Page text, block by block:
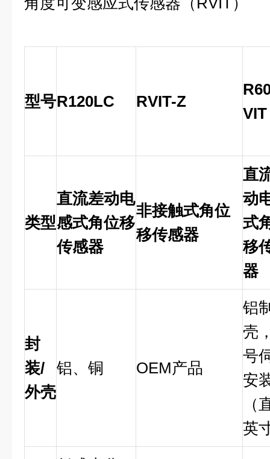
型号R120LC RVIT-Z
VIT
类型
直流差动电
感式角位移
传感器
非接触式角位
移传感器
直
动
式
移
器
封
装/
外壳
铝、铜 OEM产品
铝
壳
号
安
（
英